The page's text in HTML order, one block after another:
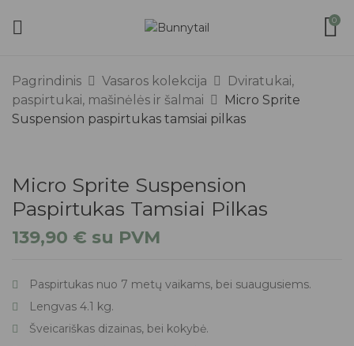
0
Pagrindinis Vasaros kolekcija
Dviratukai,
paspirtukai, mašinėlės ir šalmai
Micro Sprite
Suspension paspirtukas tamsiai pilkas
Micro Sprite Suspension
Paspirtukas Tamsiai Pilkas
139,90 € su PVM
Paspirtukas nuo 7 metų vaikams, bei suaugusiems.
Lengvas 4.1 kg.
Šveicariškas dizainas, bei kokybė.